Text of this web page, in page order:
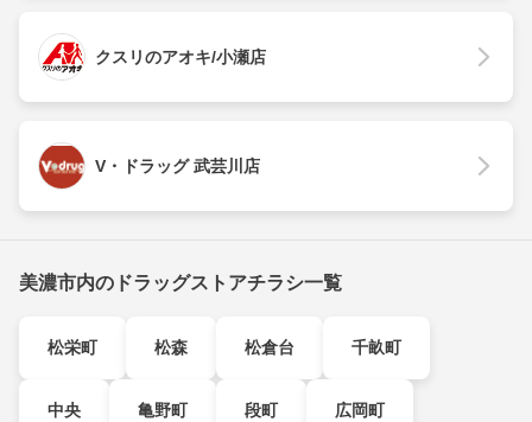
クスリのアオキ/小瀬店
V・ドラッグ 武芸川店
美濃市内のドラッグストアチラシ一覧
松栄町 松森 松倉台 千畝町
中央 亀野町 段町 広岡町